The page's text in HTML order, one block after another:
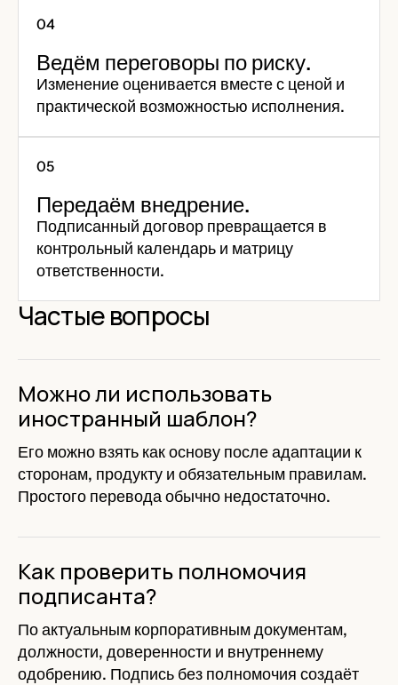
Ведём переговоры по риску.
Изменение оценивается вместе с ценой и
практической возможностью исполнения.
Передаём внедрение.
Подписанный договор превращается в
контрольный календарь и матрицу
ответственности.
Частые вопросы
Можно ли использовать
иностранный шаблон?
Его можно взять как основу после адаптации к
сторонам, продукту и обязательным правилам.
Простого перевода обычно недостаточно.
Как проверить полномочия
подписанта?
По актуальным корпоративным документам,
должности, доверенности и внутреннему
одобрению. Подпись без полномочия создаёт